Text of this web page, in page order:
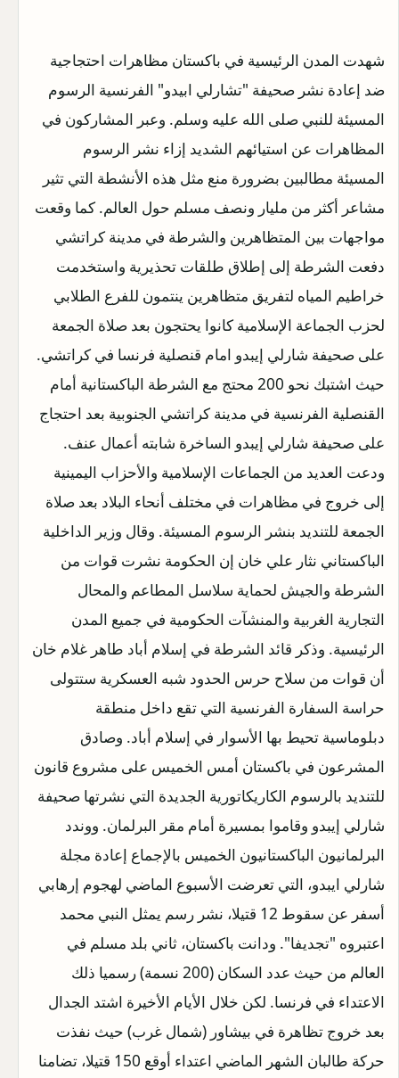
شهدت المدن الرئيسية في باكستان مظاهرات احتجاجية
ضد إعادة نشر صحيفة "تشارلي ابيدو" الفرنسية الرسوم
المسيئة للنبي صلى الله عليه وسلم. وعبر المشاركون في
المظاهرات عن استيائهم الشديد إزاء نشر الرسوم
المسيئة مطالبين بضرورة منع مثل هذه الأنشطة التي تثير
مشاعر أكثر من مليار ونصف مسلم حول العالم. كما وقعت
مواجهات بين المتظاهرين والشرطة في مدينة كراتشي
دفعت الشرطة إلى إطلاق طلقات تحذيرية واستخدمت
خراطيم المياه لتفريق متظاهرين ينتمون للفرع الطلابي
لحزب الجماعة الإسلامية كانوا يحتجون بعد صلاة الجمعة
على صحيفة شارلي إيبدو امام قنصلية فرنسا في كراتشي.
حيث اشتبك نحو 200 محتج مع الشرطة الباكستانية أمام
القنصلية الفرنسية في مدينة كراتشي الجنوبية بعد احتجاج
على صحيفة شارلي إيبدو الساخرة شابته أعمال عنف.
ودعت العديد من الجماعات الإسلامية والأحزاب اليمينية
إلى خروج في مظاهرات في مختلف أنحاء البلاد بعد صلاة
الجمعة للتنديد بنشر الرسوم المسيئة. وقال وزير الداخلية
الباكستاني نثار علي خان إن الحكومة نشرت قوات من
الشرطة والجيش لحماية سلاسل المطاعم والمحال
التجارية الغربية والمنشآت الحكومية في جميع المدن
الرئيسية. وذكر قائد الشرطة في إسلام أباد طاهر غلام خان
أن قوات من سلاح حرس الحدود شبه العسكرية ستتولى
حراسة السفارة الفرنسية التي تقع داخل منطقة
دبلوماسية تحيط بها الأسوار في إسلام أباد. وصادق
المشرعون في باكستان أمس الخميس على مشروع قانون
للتنديد بالرسوم الكاريكاتورية الجديدة التي نشرتها صحيفة
شارلي إيبدو وقاموا بمسيرة أمام مقر البرلمان. ووندد
البرلمانيون الباكستانيون الخميس بالإجماع إعادة مجلة
شارلي ايبدو، التي تعرضت الأسبوع الماضي لهجوم إرهابي
أسفر عن سقوط 12 قتيلا، نشر رسم يمثل النبي محمد
اعتبروه "تجديفا". ودانت باكستان، ثاني بلد مسلم في
العالم من حيث عدد السكان (200 نسمة) رسميا ذلك
الاعتداء في فرنسا. لكن خلال الأيام الأخيرة اشتد الجدال
بعد خروج تظاهرة في بيشاور (شمال غرب) حيث نفذت
حركة طالبان الشهر الماضي اعتداء أوقع 150 قتيلا، تضامنا